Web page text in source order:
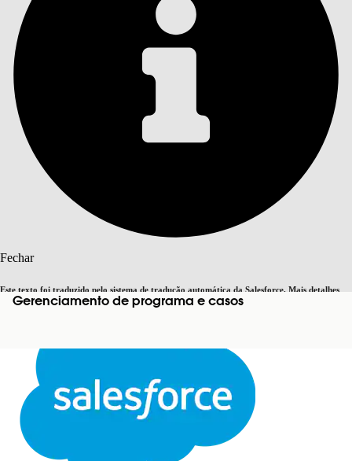
Fechar
Este texto foi traduzido pelo sistema de tradução automática da Salesforce. Mais detalhes
aqui. Alternar para inglês Agora não
Fechar Fechar
Gerenciamento de programa e casos
ÍNDICE
Pesquisar